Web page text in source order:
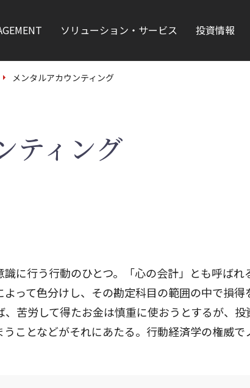
ソリューション・サービス 投資情報
メンタルアカウンティング
ティング
に行う行動のひとつ。「心の会計」とも呼ばれ
って色分けし、その勘定科目の範囲の中で損
苦労して得たお金は慎重に使おうとするが、
ことなどがそれにあたる。行動経済学の権威